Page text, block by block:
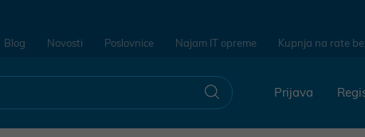
Blog Novosti Poslovnice Najam IT opreme Kupnja na rate
Prijava